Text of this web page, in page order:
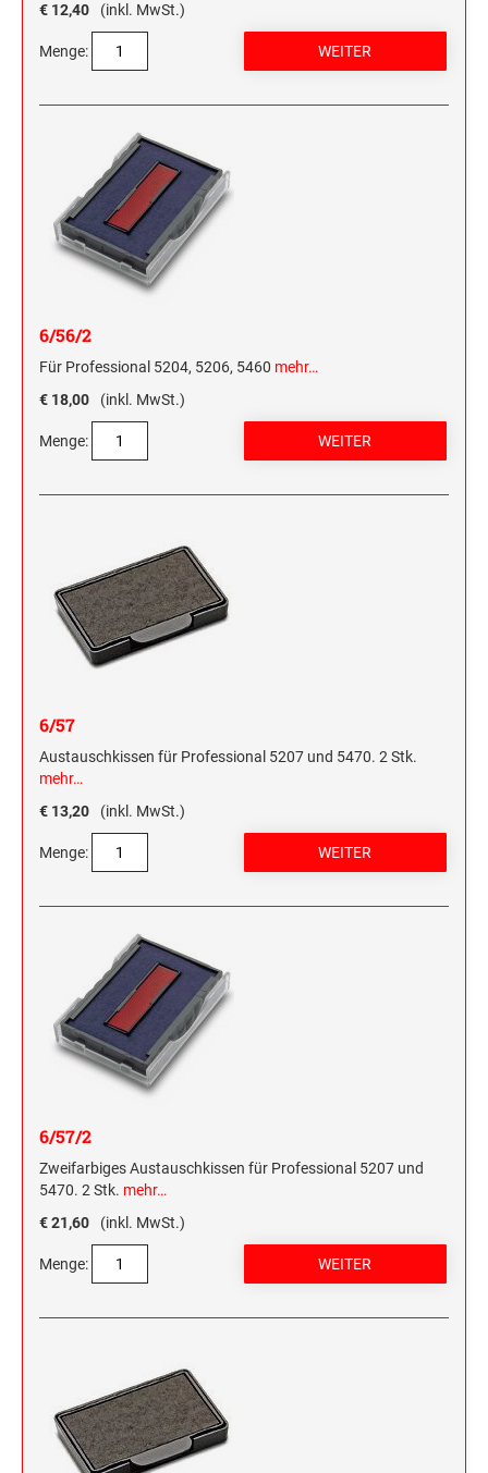
€ 12,40
(inkl. MwSt.)
Menge:
6/56/2
Für Professional 5204, 5206, 5460 mehr…
€ 18,00
(inkl. MwSt.)
Menge:
6/57
Austauschkissen für Professional 5207 und 5470. 2 Stk.
mehr…
€ 13,20
(inkl. MwSt.)
Menge:
6/57/2
Zweifarbiges Austauschkissen für Professional 5207 und
5470. 2 Stk. mehr…
€ 21,60
(inkl. MwSt.)
Menge: